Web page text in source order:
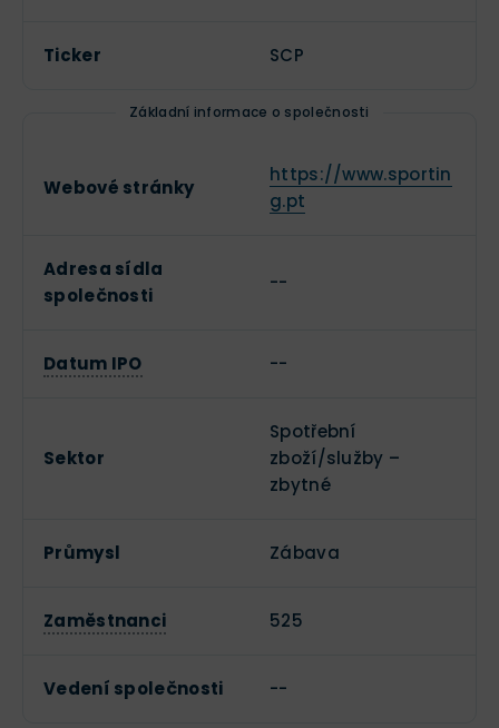
Ticker SCP
Základní informace o společnosti
Webové stránky
https://www.sportin
g.pt
Adresa sídla
společnosti
--
Datum IPO --
Sektor
Spotřební
zboží/služby –
zbytné
Průmysl Zábava
Zaměstnanci 525
Vedení společnosti --